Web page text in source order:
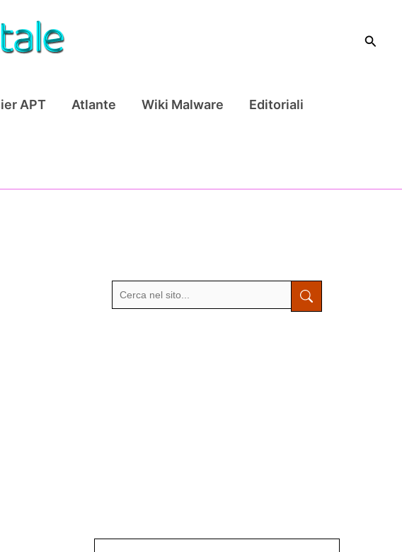
Cerca
APT Atlante Wiki Malware Editoriali